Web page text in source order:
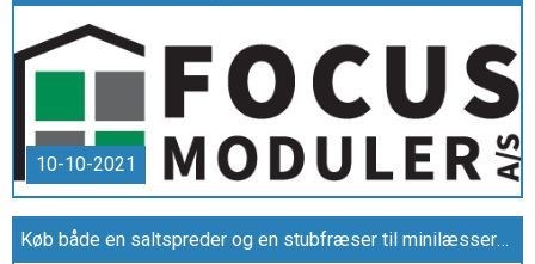
10-10-2021
Køb både en saltspreder og en stubfræser til minilæssere og andre maskiner på DK-TEC